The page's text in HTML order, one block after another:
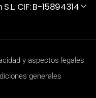
CIF: B-15894314
y aspectos legales
generales